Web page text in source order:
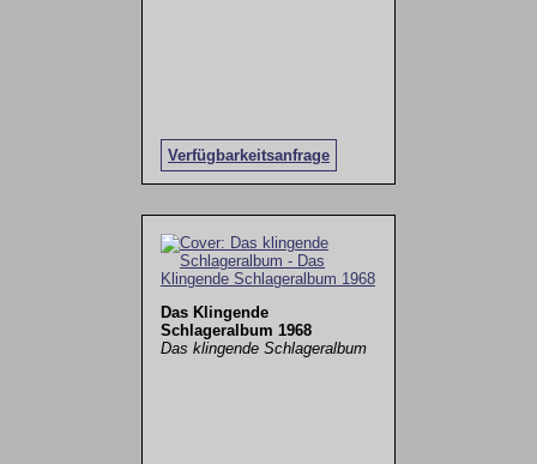
Verfügbarkeitsanfrage
Das Klingende
Schlageralbum 1968
Das klingende Schlageralbum